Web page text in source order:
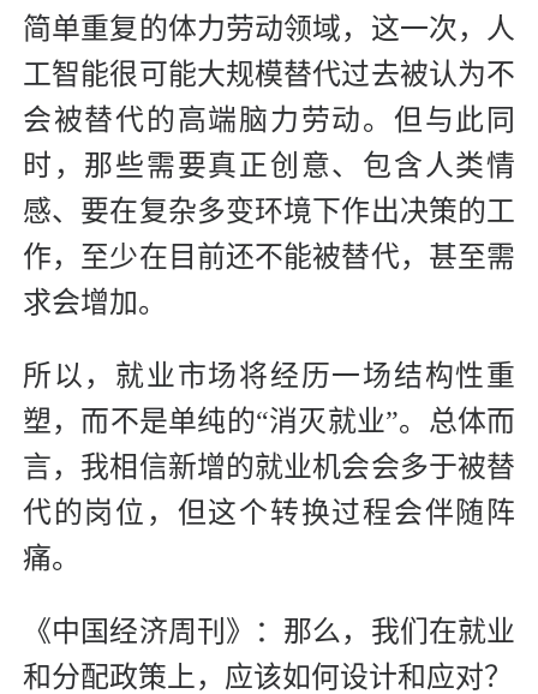
简单重复的体力劳动领域，这一次，人
工智能很可能大规模替代过去被认为不
会被替代的高端脑力劳动。但与此同
时，那些需要真正创意、包含人类情
感、要在复杂多变环境下作出决策的工
作，至少在目前还不能被替代，甚至需
求会增加。
所以，就业市场将经历一场结构性重
塑，而不是单纯的“消灭就业”。总体而
言，我相信新增的就业机会会多于被替
代的岗位，但这个转换过程会伴随阵
痛。
《中国经济周刊》：那么，我们在就业
和分配政策上，应该如何设计和应对？